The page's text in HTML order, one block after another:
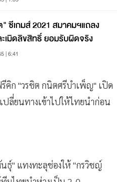
ซีเกมส์ 2021 สมาคมฯแถลง
เมิดลิขสิทธิ์ ยอมรับผิดจริง
| 6:41
คิก "วรชิต กนิตศรีบำเพ็ญ" เปิด
ลี่ยนทางเข้าไปให้ไทยนำก่อน
ธุ์" แทงทะลุช่องให้ "กรวิชญ์